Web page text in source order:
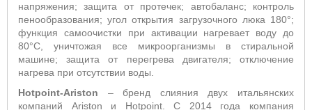
напряжения; защита от протечек; автобаланс; контроль
пенообразования; угол открытия загрузочного люка 180°;
функция самоочистки при активации нагревает воду до
80°С, уничтожая все микроорганизмы в стиральной
машине;защита от перегрева двигателя; отключение
нагрева при отсутствии воды.
Hotpoint-Ariston – бренд слияния двух итальянских
компаний Ariston и Hotpoint. С 2014 года компания